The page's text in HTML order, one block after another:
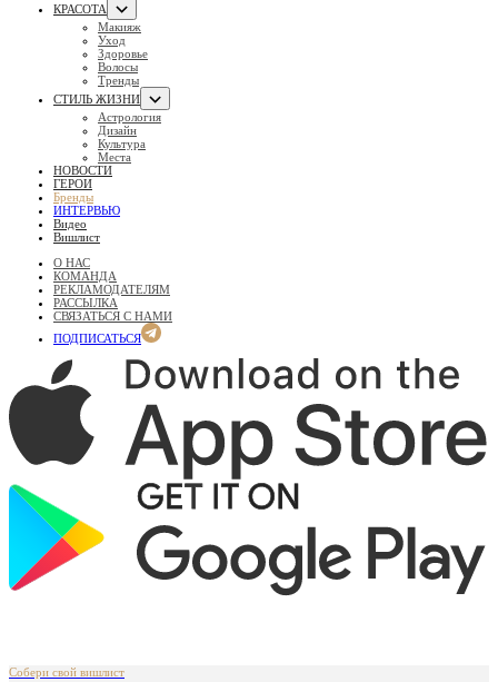
КРАСОТА
Макияж
Уход
Здоровье
Волосы
Тренды
СТИЛЬ ЖИЗНИ
Астрология
Дизайн
Культура
Места
НОВОСТИ
ГЕРОИ
Бренды
ИНТЕРВЬЮ
Видео
Вишлист
О НАС
КОМАНДА
РЕКЛАМОДАТЕЛЯМ
РАССЫЛКА
СВЯЗАТЬСЯ С НАМИ
ПОДПИСАТЬСЯ
Собери свой вишлист